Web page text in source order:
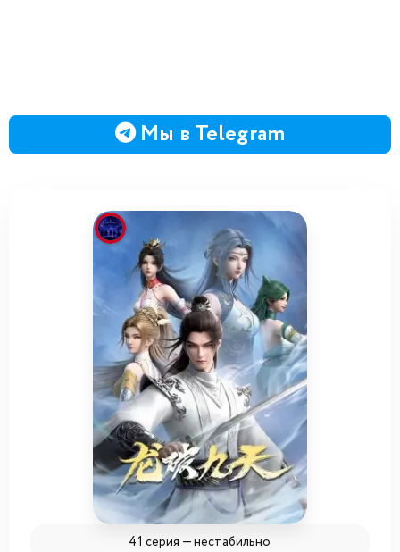
Мы в Telegram
41 серия —нестабильно